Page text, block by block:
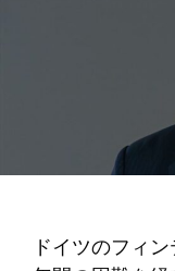
ドイツのフィ